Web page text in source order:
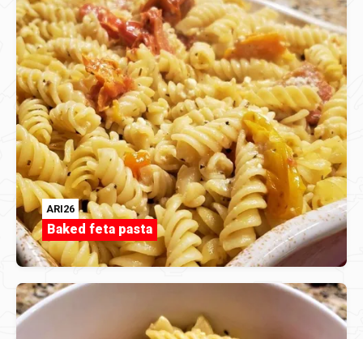
ARI26
Baked feta pasta